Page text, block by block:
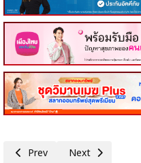
Previous article: TPLAS ขนทั
Prev Next article: PIS
Next